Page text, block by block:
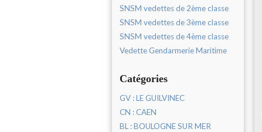
SNSM vedettes de 2ème classe
SNSM vedettes de 3ème classe
SNSM vedettes de 4ème classe
Vedette Gendarmerie Maritime
Catégories
GV : LE GUILVINEC
CN : CAEN
BL : BOULOGNE SUR MER